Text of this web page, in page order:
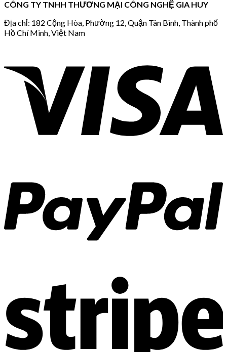
CÔNG TY TNHH THƯƠNG MẠI CÔNG NGHỆ GIA HUY
Địa chỉ: 182 Cộng Hòa, Phường 12, Quận Tân Bình, Thành phố
Hồ Chí Minh, Việt Nam